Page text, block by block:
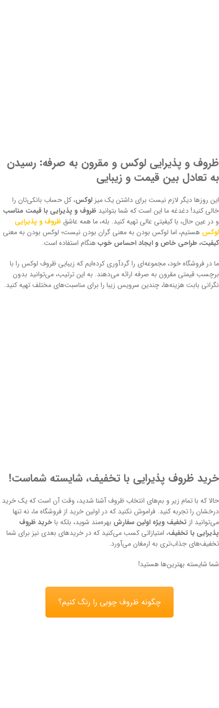
ظروف و پذیرایی لوکس و مقرون به صرفه: رسیدن
به تعادل بین قیمت و زیبایی
این روزها دیگر لازم نیست برای داشتن یک میز لوکس، کل حساب بانکی‌تان را
خالی کنید! دغدغه ما این است که شما بتوانید ظروف و پذیرایی با قیمت مناسب
و در عین حال، با کیفیتی عالی تهیه کنید. بله، ما همه عاشق ظروف و پذیرایی
لوکس هستیم، اما لوکس بودن به معنی گران بودن نیست؛ لوکس بودن به معنی
کیفیت، طراحی خاص و ایجاد احساس خوبهنگام استفاده است.
ما در فروشگاه خود، مجموعه‌ای را گردآوری کرده‌ایم که زیبایی ظروف لوکس را با
برچسب قیمتی مقرون به صرفه ارائه می‌دهند. به این ترتیب، می‌توانید بدون
نگرانی بابت هزینه‌ها، چندین سرویس زیبا را برای مناسبت‌های مختلف تهیه کنید.
خرید ظروف پذیرایی با تخفیف، شایسته شماست!
حالا که با تمام زیر و بم‌های انتخاب ظروف آشنا شدید، وقت آن است که یک خرید
درخشان را تجربه کنید. فراموش نکنید که در اولین خرید از فروشگاه ما، نه تنها
می‌توانید از تخفیف ویژه اولین سفارش بهره‌مند شوید، بلکه باخرید ظروف
پذیرایی با تخفیف، امتیازاتی کسب می‌کنید که در خریدهای بعدی نیز برای شما
تخفیف‌های جذاب‌تری به ارمغان می‌آورد.
شما شایسته بهترین‌ها هستید!
چگونه ظروف چوبی را رنگ کنیم؟